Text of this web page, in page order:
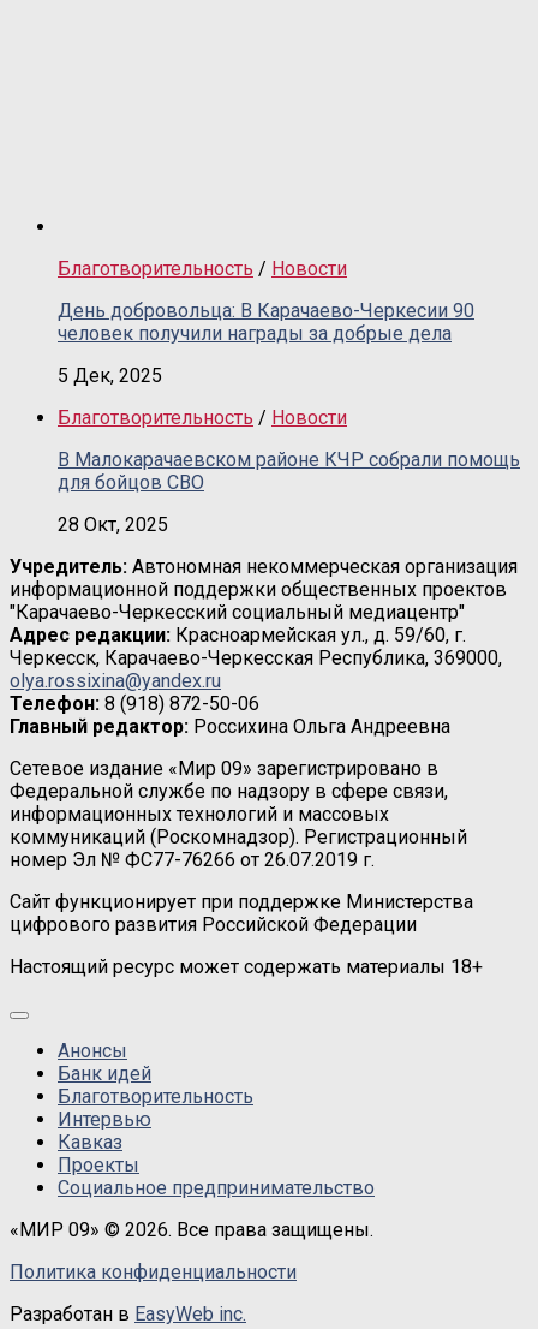
Благотворительность / Новости
День добровольца: В Карачаево-Черкесии 90
человек получили награды за добрые дела
5 Дек, 2025
Благотворительность / Новости
В Малокарачаевском районе КЧР собрали помощь
для бойцов СВО
28 Окт, 2025
Учредитель: Автономная некоммерческая организация
информационной поддержки общественных проектов
"Карачаево-Черкесский социальный медиацентр"
Адрес редакции: Красноармейская ул., д. 59/60, г.
Черкесск, Карачаево-Черкесская Республика, 369000,
olya.rossixina@yandex.ru
Телефон: 8 (918) 872-50-06
Главный редактор: Россихина Ольга Андреевна
Сетевое издание «Мир 09» зарегистрировано в
Федеральной службе по надзору в сфере связи,
информационных технологий и массовых
коммуникаций (Роскомнадзор). Регистрационный
номер Эл № ФС77-76266 от 26.07.2019 г.
Сайт функционирует при поддержке Министерства
цифрового развития Российской Федерации
Настоящий ресурс может содержать материалы 18+
Анонсы
Банк идей
Благотворительность
Интервью
Кавказ
Проекты
Социальное предпринимательство
«МИР 09» © 2026. Все права защищены.
Политика конфиденциальности
Разработан в EasyWeb inc.